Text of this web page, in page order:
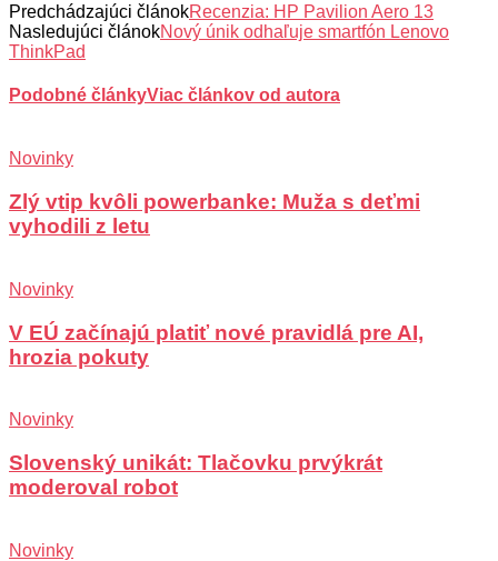
Predchádzajúci článokRecenzia: HP Pavilion Aero 13
Nasledujúci článokNový únik odhaľuje smartfón Lenovo
ThinkPad
Podobné článkyViac článkov od autora
Novinky
Zlý vtip kvôli powerbanke: Muža s deťmi
vyhodili z letu
Novinky
V EÚ začínajú platiť nové pravidlá pre AI,
hrozia pokuty
Novinky
Slovenský unikát: Tlačovku prvýkrát
moderoval robot
Novinky